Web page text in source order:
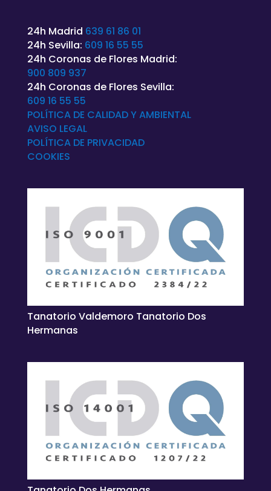
24h Madrid 639 61 86 01
24h Sevilla: 609 16 55 55
24h Coronas de Flores Madrid:
900 809 937
24h Coronas de Flores Sevilla:
609 16 55 55
POLÍTICA DE CALIDAD Y AMBIENTAL
AVISO LEGAL
POLÍTICA DE PRIVACIDAD
COOKIES
Tanatorio Valdemoro Tanatorio Dos
Hermanas